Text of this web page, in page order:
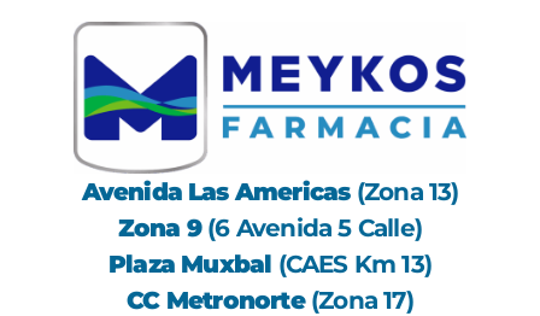
Avenida Las Americas(Zona 13)
Zona 9(6 Avenida 5 Calle)
Plaza Muxbal (CAES Km 13)
CC Metronorte(Zona 17)